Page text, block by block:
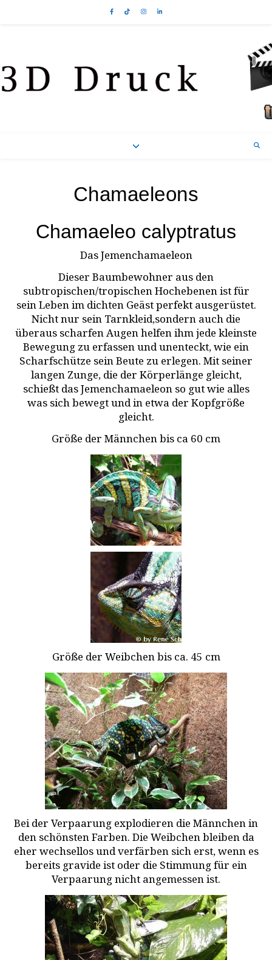
Chamaeleons
Chamaeleo calyptratus
Das Jemenchamaeleon
Dieser Baumbewohner aus den
subtropischen/tropischen Hochebenen ist für
sein Leben im dichten Geäst perfekt ausgerüstet.
Nicht nur sein Tarnkleid,sondern auch die
überaus scharfen Augen helfen ihm jede kleinste
Bewegung zu erfassen und unenteckt, wie ein
Scharfschütze sein Beute zu erlegen. Mit seiner
langen Zunge, die der Körperlänge gleicht,
schießt das Jemenchamaeleon so gut wie alles
was sich bewegt und in etwa der Kopfgröße
gleicht.
Größe der Männchen bis ca 60 cm
Größe der Weibchen bis ca. 45 cm
Bei der Verpaarung explodieren die Männchen in
den schönsten Farben. Die Weibchen bleiben da
eher wechsellos und verfärben sich erst, wenn es
bereits gravide ist oder die Stimmung für ein
Verpaarung nicht angemessen ist.